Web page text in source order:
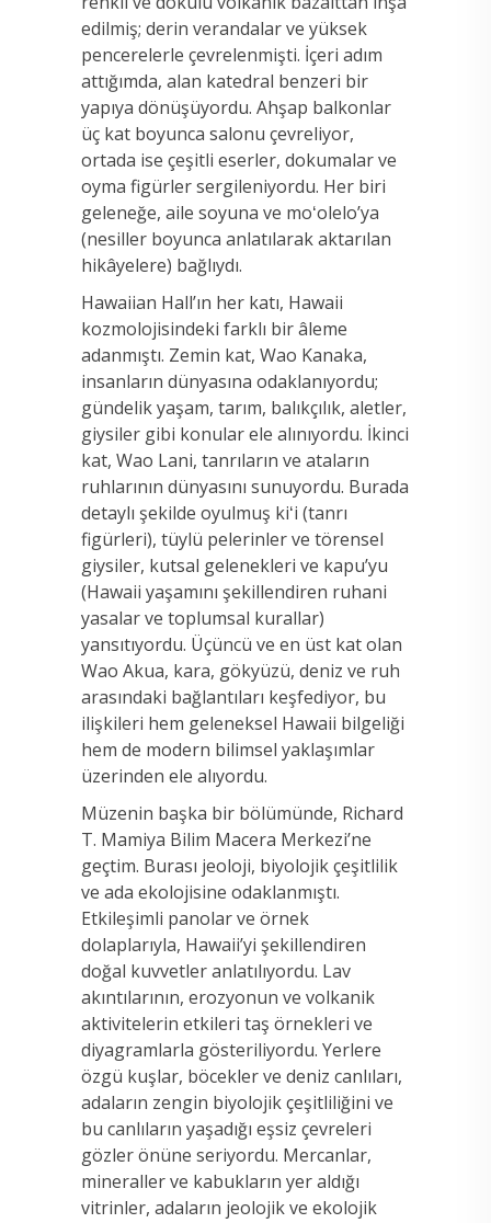
edilmiş; derin verandalar ve yüksek
pencerelerle çevrelenmişti. İçeri adım
attığımda, alan katedral benzeri bir
yapıya dönüşüyordu. Ahşap balkonlar
üç kat boyunca salonu çevreliyor,
ortada ise çeşitli eserler, dokumalar ve
oyma figürler sergileniyordu. Her biri
geleneğe, aile soyuna ve moʻolelo’ya
(nesiller boyunca anlatılarak aktarılan
hikâyelere) bağlıydı.
Hawaiian Hall’ın her katı, Hawaii
kozmolojisindeki farklı bir âleme
adanmıştı. Zemin kat, Wao Kanaka,
insanların dünyasına odaklanıyordu;
gündelik yaşam, tarım, balıkçılık, aletler,
giysiler gibi konular ele alınıyordu. İkinci
kat, Wao Lani, tanrıların ve ataların
ruhlarının dünyasını sunuyordu. Burada
detaylı şekilde oyulmuş kiʻi (tanrı
figürleri), tüylü pelerinler ve törensel
giysiler, kutsal gelenekleri ve kapu’yu
(Hawaii yaşamını şekillendiren ruhani
yasalar ve toplumsal kurallar)
yansıtıyordu. Üçüncü ve en üst kat olan
Wao Akua, kara, gökyüzü, deniz ve ruh
arasındaki bağlantıları keşfediyor, bu
ilişkileri hem geleneksel Hawaii bilgeliği
hem de modern bilimsel yaklaşımlar
üzerinden ele alıyordu.
Müzenin başka bir bölümünde, Richard
T. Mamiya Bilim Macera Merkezi’ne
geçtim. Burası jeoloji, biyolojik çeşitlilik
ve ada ekolojisine odaklanmıştı.
Etkileşimli panolar ve örnek
dolaplarıyla, Hawaii’yi şekillendiren
doğal kuvvetler anlatılıyordu. Lav
akıntılarının, erozyonun ve volkanik
aktivitelerin etkileri taş örnekleri ve
diyagramlarla gösteriliyordu. Yerlere
özgü kuşlar, böcekler ve deniz canlıları,
adaların zengin biyolojik çeşitliliğini ve
bu canlıların yaşadığı eşsiz çevreleri
gözler önüne seriyordu. Mercanlar,
mineraller ve kabukların yer aldığı
vitrinler, adaların jeolojik ve ekolojik